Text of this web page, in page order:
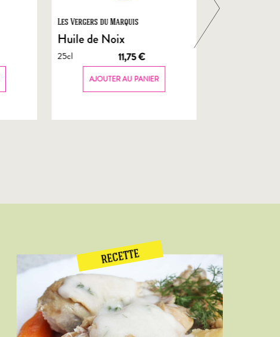
Les Vergers du Marquis
Huile de Noix
25cl 11,75€
AJOUTER AU PANIER
RECETTE